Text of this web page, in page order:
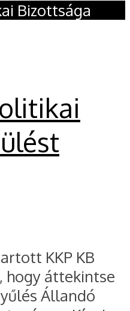
Bizottsága
KKP KB
hogy áttekintse
Állandó